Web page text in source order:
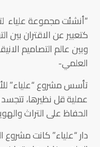
“أنشئت مجموعة علياء
كتعبير عن الاقتران بين
وبين عالم التصاميم
العلمي-
عملية قل نظيرها، تتجسد
الحفاظ على التراث
دار “علياء” كانت مشروع